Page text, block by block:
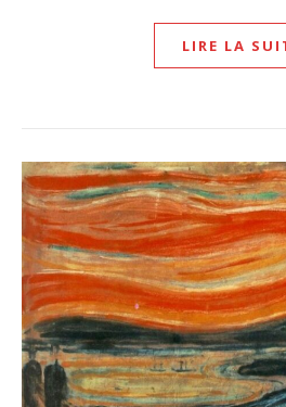
LIRE LA